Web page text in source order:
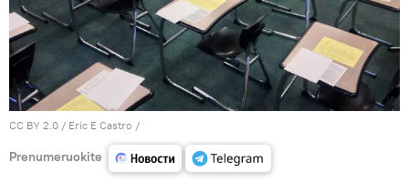
CC BY 2.0 / Eric E Castro /
Prenumeruokite